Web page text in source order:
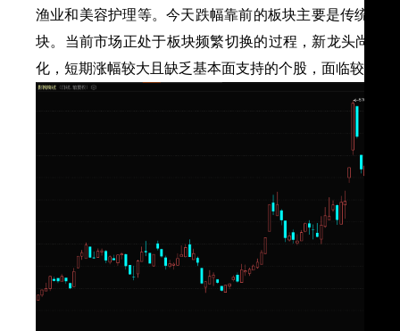
渔业和美容护理等。今天跌幅靠前的板块主要是传统
块。当前市场正处于板块频繁切换的过程，新龙头尚未
化，短期涨幅较大且缺乏基本面支持的个股，面临较大调